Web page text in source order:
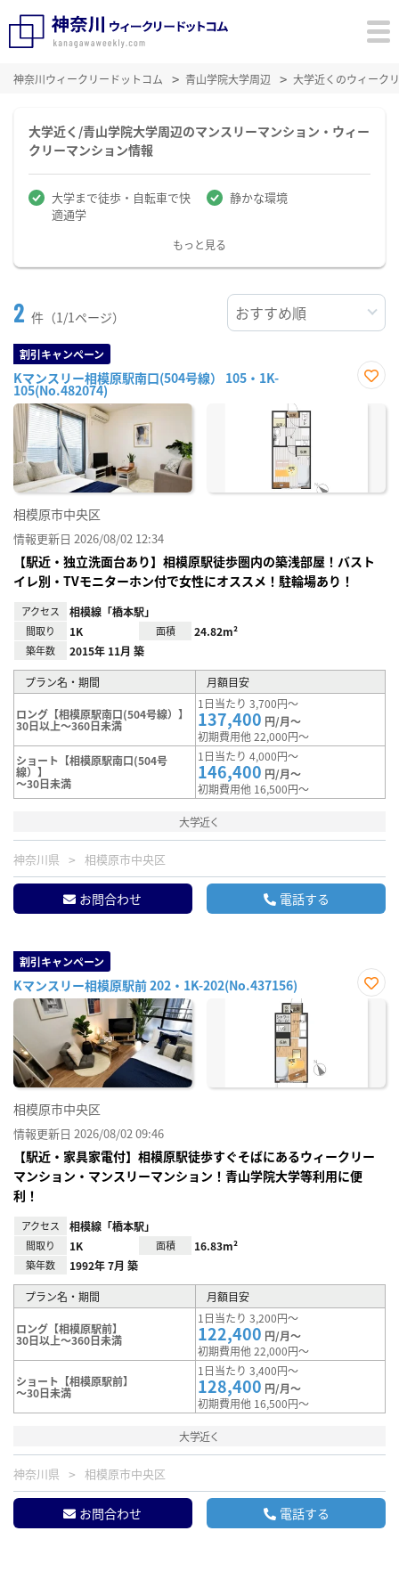
神奈川ウィークリードットコム 青山学院大学周辺 大学近くのウィーク
大学近く/青山学院大学周辺のマンスリーマンション・ウィー
クリーマンション情報
大学まで徒歩・自転車で快
適通学
静かな環境
もっと見る
2 件（1/1ページ）
割引キャンペーン
Kマンスリー相模原駅南口(504号線） 105・1K-
105(No.482074)
に入
相模原市中央区
情報更新日 2026/08/02 12:34
【駅近・独立洗面台あり】相模原駅徒歩圏内の築浅部屋！バスト
イレ別・TVモニターホン付で女性にオススメ！駐輪場あり！
アクセス 相模線「橋本駅」
間取り 1K 面積 24.82m²
築年数 2015年 11月 築
プラン名・期間 月額目安
ロング【相模原駅南口(504号線）】
30日以上～360日未満
1日当たり 3,700円～
137,400 円/月～
初期費用他 22,000円～
ショート【相模原駅南口(504号
線）】
～30日未満
1日当たり 4,000円～
146,400 円/月～
初期費用他 16,500円～
大学近く
神奈川県 相模原市中央区
お問合わせ 電話する
割引キャンペーン
Kマンスリー相模原駅前 202・1K-202(No.437156)
お気
相模原市中央区
情報更新日 2026/08/02 09:46
【駅近・家具家電付】相模原駅徒歩すぐそばにあるウィークリー
マンション・マンスリーマンション！青山学院大学等利用に便
利！
アクセス 相模線「橋本駅」
間取り 1K 面積 16.83m²
築年数 1992年 7月 築
プラン名・期間 月額目安
ロング【相模原駅前】
30日以上～360日未満
1日当たり 3,200円～
122,400 円/月～
初期費用他 22,000円～
ショート【相模原駅前】
～30日未満
1日当たり 3,400円～
128,400 円/月～
初期費用他 16,500円～
大学近く
神奈川県 相模原市中央区
お問合わせ 電話する